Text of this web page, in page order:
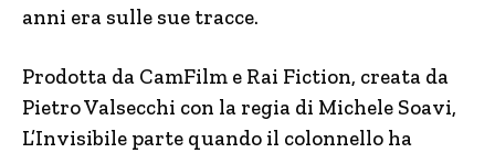
anni era sulle sue tracce.
Prodotta da CamFilm e Rai Fiction, creata da
Pietro Valsecchi con la regia di Michele Soavi,
L’Invisibile parte quando il colonnello ha